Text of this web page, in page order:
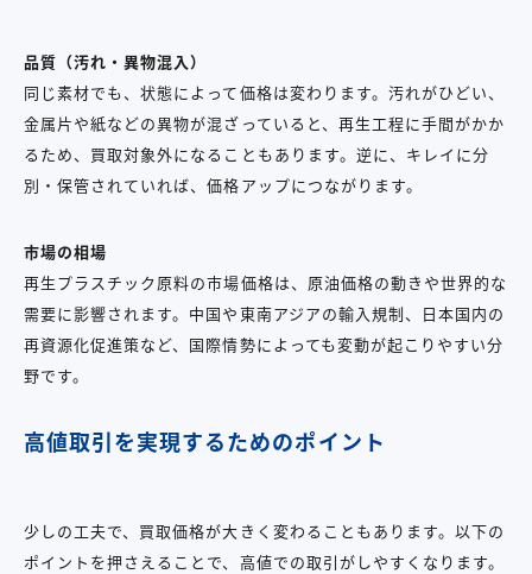
品質（汚れ・異物混入）
同じ素材でも、状態によって価格は変わります。汚れがひどい、
金属片や紙などの異物が混ざっていると、再生工程に手間がかか
るため、買取対象外になることもあります。逆に、キレイに分
別・保管されていれば、価格アップにつながります。
市場の相場
再生プラスチック原料の市場価格は、原油価格の動きや世界的な
需要に影響されます。中国や東南アジアの輸入規制、日本国内の
再資源化促進策など、国際情勢によっても変動が起こりやすい分
野です。
高値取引を実現するためのポイント
少しの工夫で、買取価格が大きく変わることもあります。以下の
ポイントを押さえることで、高値での取引がしやすくなります。